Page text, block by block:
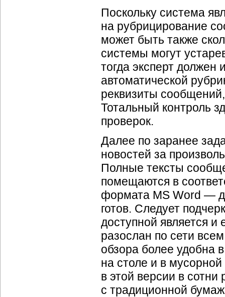
Поскольку система
на рубрицирование
может быть также
системы могут
тогда эксперт должен
автоматической
реквизиты
Тотальный контроль
проверок.
Далее по заранее
новостей за
Полные тексты
помещаются в
формата MS Word —
готов. Следует
доступной является и
разослан по сети
обзора более удобна
на столе и в
в этой версии в
с традиционной